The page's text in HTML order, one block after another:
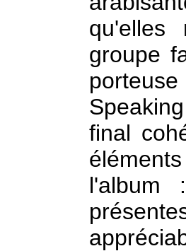
groupe
final
l'album